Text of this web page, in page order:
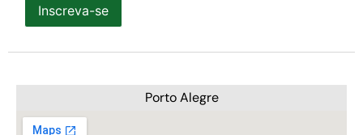
Inscreva-se
Porto Alegre